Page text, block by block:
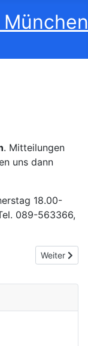
. Mitteilungen
uns dann
18.00-
089-563366,
Next
Weiter